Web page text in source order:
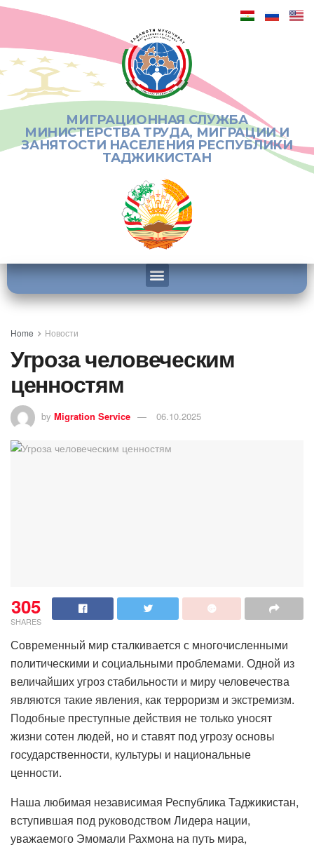
МИГРАЦИОННАЯ СЛУЖБА
МИНИСТЕРСТВА ТРУДА, МИГРАЦИИ И
ЗАНЯТОСТИ НАСЕЛЕНИЯ РЕСПУБЛИКИ
ТАДЖИКИСТАН
Home Новости
Угроза человеческим
ценностям
by Migration Service 06.10.2025
305
SHARES
Современный мир сталкивается с многочисленными
политическими и социальными проблемами. Одной из
величайших угроз стабильности и миру человечества
являются такие явления, как терроризм и экстремизм.
Подобные преступные действия не только уносят
жизни сотен людей, но и ставят под угрозу основы
государственности, культуры и национальные
ценности.
Наша любимая независимая Республика Таджикистан,
вступившая под руководством Лидера нации,
уважаемого Эмомали Рахмона на путь мира,